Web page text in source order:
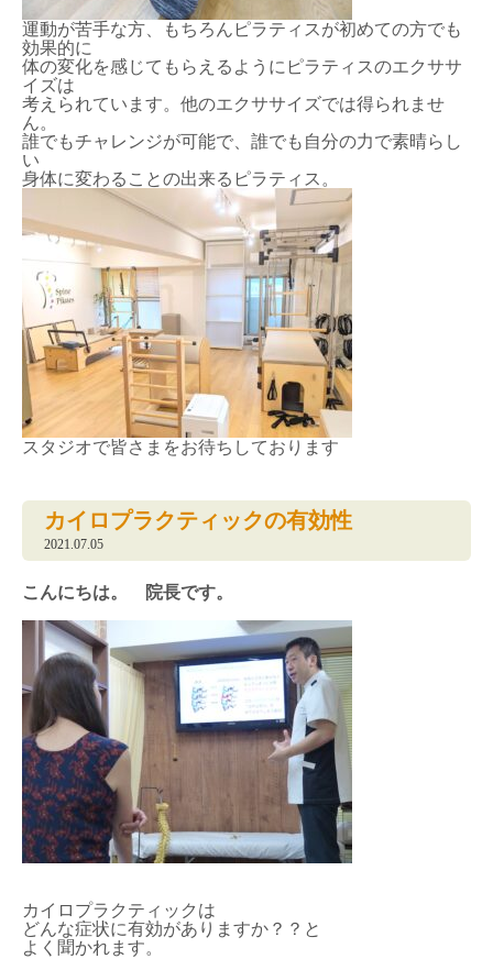
運動が苦手な方、もちろんピラティスが初めての方でも
効果的に
体の変化を感じてもらえるようにピラティスのエクササ
イズは
考えられています。他のエクササイズでは得られませ
ん。
誰でもチャレンジが可能で、誰でも自分の力で素晴らし
い
身体に変わることの出来るピラティス。
スタジオで皆さまをお待ちしております
カイロプラクティックの有効性
2021.07.05
こんにちは。 院長です。
カイロプラクティックは
どんな症状に有効がありますか？？と
よく聞かれます。